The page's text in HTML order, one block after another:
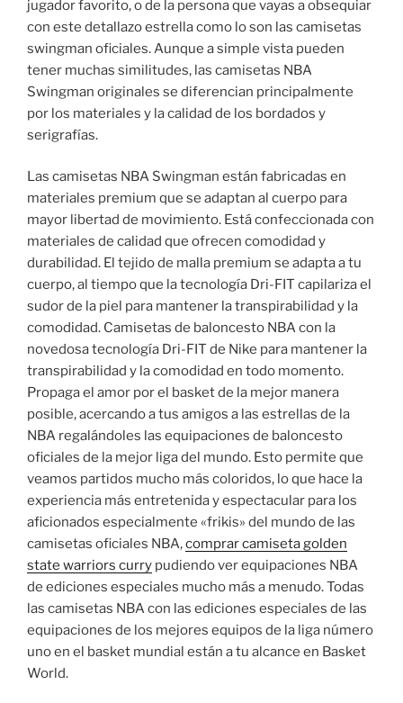
jugador favorito, o de la persona que vayas a obsequiar
con este detallazo estrella como lo son las camisetas
swingman oficiales. Aunque a simple vista pueden
tener muchas similitudes, las camisetas NBA
Swingman originales se diferencian principalmente
por los materiales y la calidad de los bordados y
serigrafías.
Las camisetas NBA Swingman están fabricadas en
materiales premium que se adaptan al cuerpo para
mayor libertad de movimiento. Está confeccionada con
materiales de calidad que ofrecen comodidad y
durabilidad. El tejido de malla premium se adapta a tu
cuerpo, al tiempo que la tecnología Dri-FIT capilariza el
sudor de la piel para mantener la transpirabilidad y la
comodidad. Camisetas de baloncesto NBA con la
novedosa tecnología Dri-FIT de Nike para mantener la
transpirabilidad y la comodidad en todo momento.
Propaga el amor por el basket de la mejor manera
posible, acercando a tus amigos a las estrellas de la
NBA regalándoles las equipaciones de baloncesto
oficiales de la mejor liga del mundo. Esto permite que
veamos partidos mucho más coloridos, lo que hace la
experiencia más entretenida y espectacular para los
aficionados especialmente «frikis» del mundo de las
camisetas oficiales NBA,comprar camiseta golden
state warriors curry pudiendo ver equipaciones NBA
de ediciones especiales mucho más a menudo. Todas
las camisetas NBA con las ediciones especiales de las
equipaciones de los mejores equipos de la liga número
uno en el basket mundial están a tu alcance en Basket
World.